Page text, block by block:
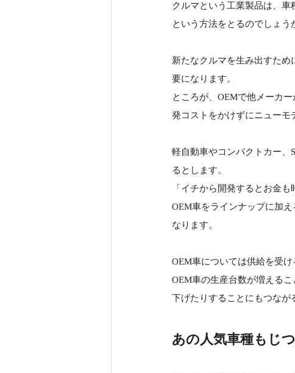
クルマという工業製品は、
という方法をとるのでしょう
新たなクルマを生み出すた
要になります。
ところが、OEMで他メーカ
発コストをかけずにニューモ
軽自動車やコンパクトカー、
るとします。
「イチから開発するとお金
OEM車をラインナップに加
なります。
OEM車については供給を受
OEM車の生産台数が増える
下げたりすることにもつなが
あの人気車種もじ